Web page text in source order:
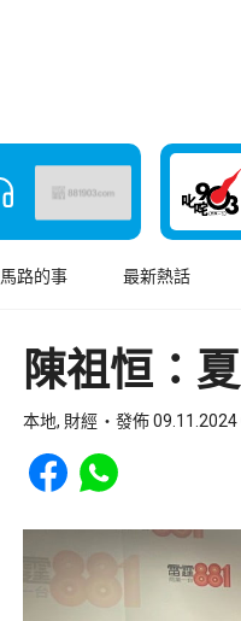
馬路的事 最新熱話
陳祖恒：
本地, 財經 發佈 09.11.2024
Share to Facebook
Share to WhatsApp